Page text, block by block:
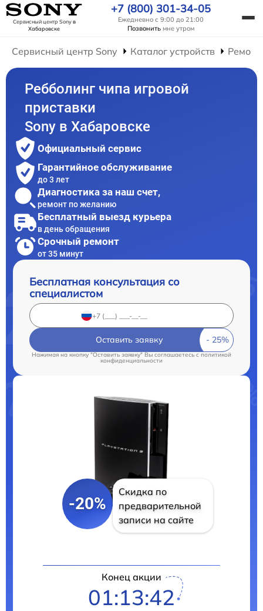
Сервисный центр Sonyв
Хабаровске
+7 (800) 301-34-05
Ежедневно с 9:00 до 21:00
Позвонить мне утром
Сервисный центр Sony Каталог устройств
Ребболинг чипа игровой
приставки
Sony в Хабаровске
Официальный сервис
Гарантийное обслуживание
до 3 лет
Диагностика за наш счет,
ремонт по желанию
Бесплатный выезд курьера
в день обращения
Срочный ремонт
от 35 минут
Бесплатная консультация со
специалистом
Оставить заявку
Нажимая на кнопку "Оставить заявку" Вы соглашаетесь cполитикой
конфиденциальности
-20%
Скидка по
предварительной
записи на сайте
Конец акции
01:13:42